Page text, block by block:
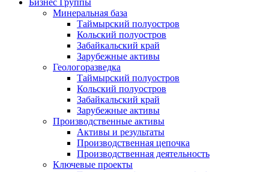
Бизнес Группы
Минеральная база
Таймырский полуостров
Кольский полуостров
Забайкальский край
Зарубежные активы
Геологоразведка
Таймырский полуостров
Кольский полуостров
Забайкальский край
Зарубежные активы
Производственные активы
Активы и результаты
Производственная цепочка
Производственная деятельность
Ключевые проекты